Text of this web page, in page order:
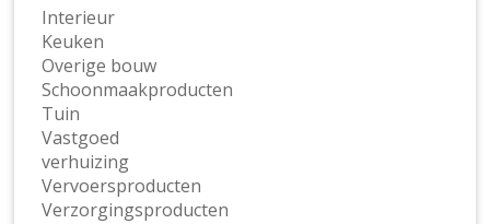
Interieur
Keuken
Overige bouw
Schoonmaakproducten
Tuin
Vastgoed
verhuizing
Vervoersproducten
Verzorgingsproducten